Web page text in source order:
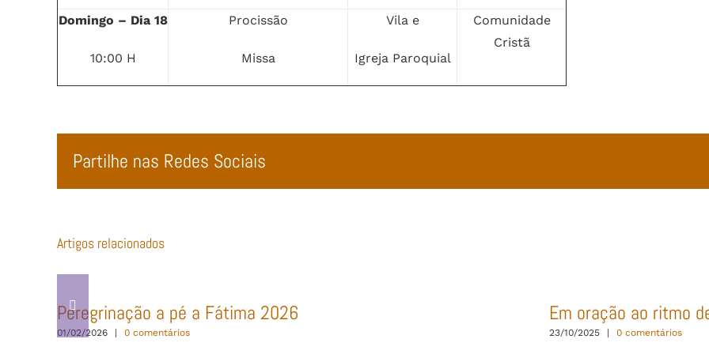
Domingo – Dia 18
10:00 H
Procissão
Missa
Vila e
Igreja Paroquial
Comunidade
Cristã
Partilhe nas Redes Sociais
Artigos relacionados
Peregrinação a pé a Fátima 2026
01/02/2026 | 0 comentários
Em oração ao ritmo
23/10/2025 | 0 comentários